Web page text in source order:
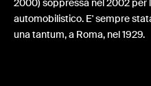
2000) soppressa nel 2002 per
automobilistico. E' sempre
una tantum, a Roma, nel 1929.